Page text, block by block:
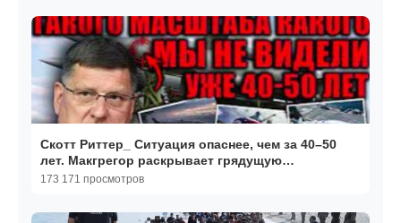
Скотт Риттер_ Cитуация опаснее, чем за 40–50
лет. Макгрегор раскрывает грядущую
КАТАСТРОФУ
173 171 просмотров